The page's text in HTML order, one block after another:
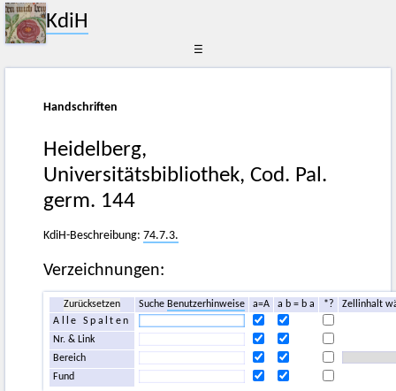
KdiH
☰
Handschriften
Heidelberg,
Universitätsbibliothek, Cod. Pal.
germ. 144
KdiH-Beschreibung:74.7.3.
Verzeichnungen:
Zurücksetzen Suche Benutzerhinweise a=A a b = b a *?
Zellinhalt
Alle Spalten
Nr. & Link
Bereich
Fund